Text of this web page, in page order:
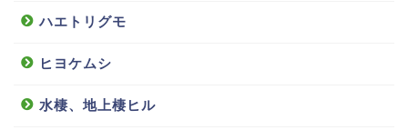
ハエトリグモ
ヒヨケムシ
水棲、地上棲ヒル